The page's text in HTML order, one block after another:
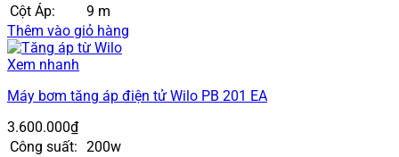
Cột Áp:
9 m
Thêm vào giỏ hàng
Xem nhanh
Máy bơm tăng áp điện tử Wilo PB 201 EA
3.600.000₫
Công suất: 200w